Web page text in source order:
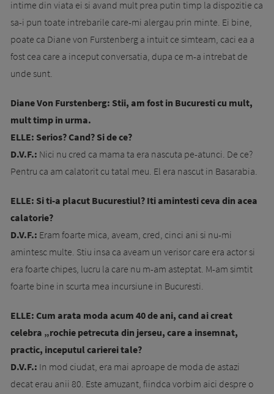
intime din viata ei si avand mult prea putin timp la dispozitie ca
sa-i pun toate intrebarile care-mi alergau prin minte. Ei bine,
poate ca Diane von Furstenberg a intuit ce simteam, caci ea a
fost cea care a inceput conversatia, dupa ce m-a intrebat de
unde sunt.
Diane Von Furstenberg: Stii, am fost in Bucuresti cu mult,
mult timp in urma.
ELLE: Serios? Cand? Si de ce?
D.V.F.: Nici nu cred ca mama ta era nascuta pe-atunci. De ce?
Pentru ca am calatorit cu tatal meu. El era nascut in Basarabia.
ELLE: Si ti-a placut Bucurestiul? Iti amintesti ceva din acea
calatorie?
D.V.F.: Eram foarte mica, aveam, cred, cinci ani si nu-mi
amintesc multe. Stiu insa ca aveam un verisor care era actor si
era foarte chipes, lucru la care nu m-am asteptat. M-am simtit
foarte bine in scurta mea incursiune in Bucuresti.
ELLE: Cum arata moda acum 40 de ani, cand ai creat
celebra „rochie petrecuta din jerseu, care a insemnat,
practic, inceputul carierei tale?
D.V.F.: In mod ciudat, era mai aproape de moda de astazi
decat erau anii 80. Este amuzant, fiindca vorbim aici despre o